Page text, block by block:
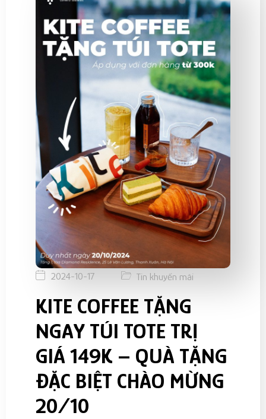
2024-10-17 Tin khuyến mãi
KITE COFFEE TẶNG
NGAY TÚI TOTE TRỊ
GIÁ 149K – QUÀ TẶNG
ĐẶC BIỆT CHÀO MỪNG
20/10